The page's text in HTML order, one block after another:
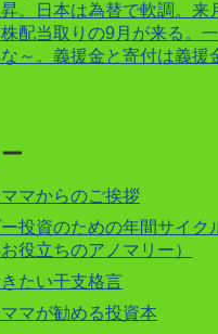
。日本は為替で軟調。来
配当取りの9月が来る。一
～。義援金と寄付は義援
マからのご挨拶
投資のための年間サイク
役立ちのアノマリー）
たい干支格言
マが勧める投資本